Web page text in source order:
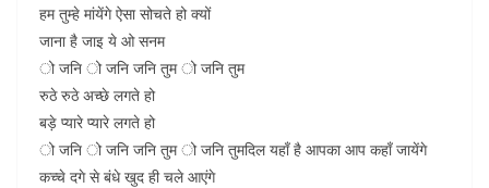
हम तुम्हे मांयेंगे ऐसा सोचते हो क्यों
जाना है जाइ ये ओ सनम
ो जनि ो जनि जनि तुम ो जनि तुम
रुठे रुठे अच्छे लगते हो
बड़े प्यारे प्यारे लगते हो
ो जनि ो जनि जनि तुम ो जनि तुमदिल यहाँ है आपका आप कहाँ जायेंगे
कच्चे दगे से बंधे खुद ही चले आएंगे